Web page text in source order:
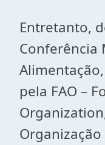
Entretanto,
Conferência
pela FAO –